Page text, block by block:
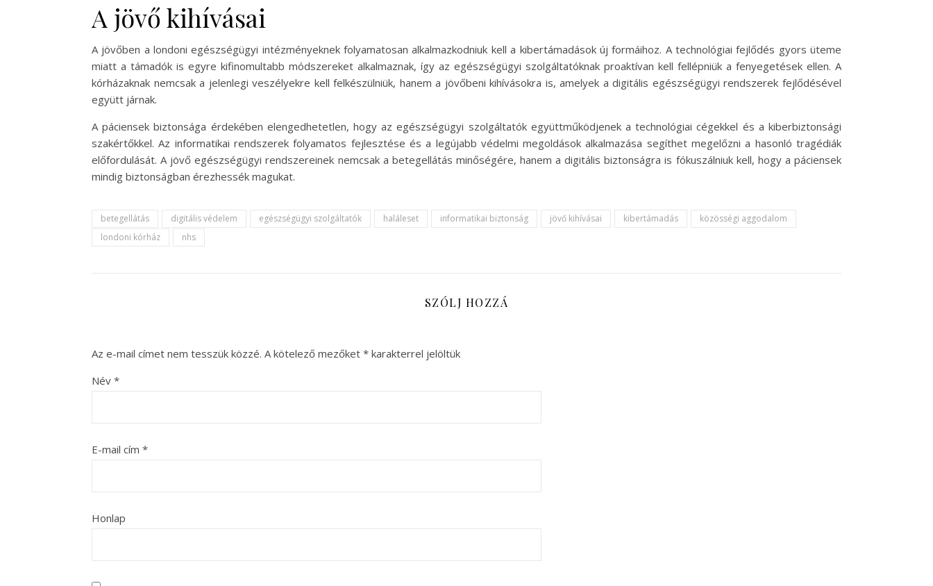
A jövő kihívásai
A jövőben a londoni egészségügyi intézményeknek folyamatosan alkalmazkodniuk kell a kibertámadások új formáihoz. A technológiai fejlődés gyors üteme
miatt a támadók is egyre kifinomultabb módszereket alkalmaznak, így az egészségügyi szolgáltatóknak proaktívan kell fellépniük a fenyegetések ellen. A
kórházaknak nemcsak a jelenlegi veszélyekre kell felkészülniük, hanem a jövőbeni kihívásokra is, amelyek a digitális egészségügyi rendszerek fejlődésével
együtt járnak.
A páciensek biztonsága érdekében elengedhetetlen, hogy az egészségügyi szolgáltatók együttműködjenek a technológiai cégekkel és a kiberbiztonsági
szakértőkkel. Az informatikai rendszerek folyamatos fejlesztése és a legújabb védelmi megoldások alkalmazása segíthet megelőzni a hasonló tragédiák
előfordulását. A jövő egészségügyi rendszereinek nemcsak a betegellátás minőségére, hanem a digitális biztonságra is fókuszálniuk kell, hogy a páciensek
mindig biztonságban érezhessék magukat.
betegellátás digitális védelem egészségügyi szolgáltatók haláleset informatikai biztonság jövő kihívásai kibertámadás
közösségi aggodalom
londoni kórház
nhs
SZÓLJ HOZZÁ
Az e-mail címet nem tesszük közzé. A kötelező mezőket * karakterrel jelöltük
Név *
E-mail cím *
Honlap